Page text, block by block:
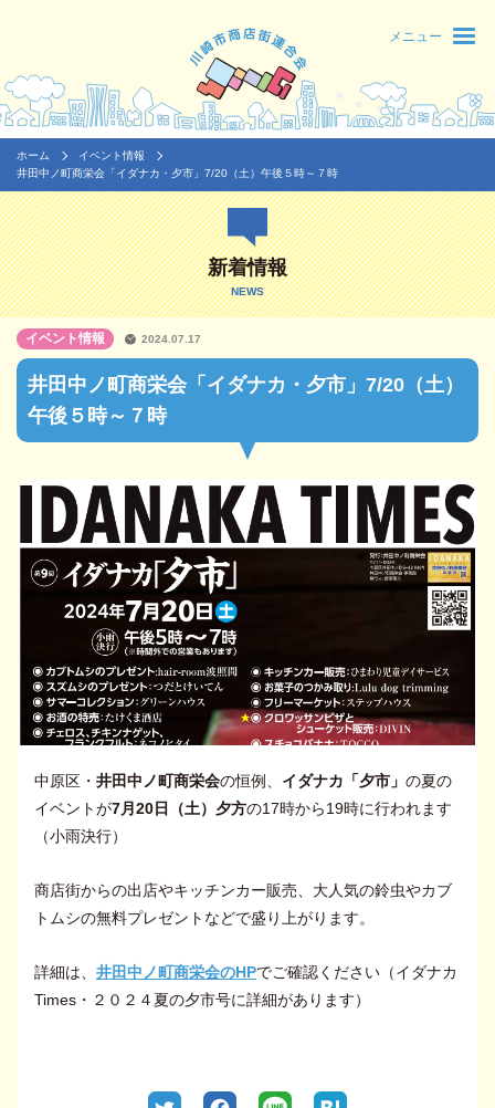
メニュー
ホーム
イベント情報
井田中ノ町商栄会「イダナカ・夕市」7/20（土）午後５時～７時
新着情報
NEWS
井田中ノ町商栄会「イダナカ・夕市」7/20（土）
午後５時～７時
イベント情報 2024.07.17
中原区・ 井田中ノ町商栄会の恒例、 イダナカ「夕市」 の夏の
イベントが7月20日（土）夕方の17時から19時に行われます
（小雨決行）
商店街からの出店やキッチンカー販売、大人気の鈴虫やカブ
トムシの無料プレゼントなどで盛り上がります。
詳細は、 井田中ノ町商栄会のHPでご確認ください（イダナカ
Times・２０２４夏の夕市号に詳細があります）